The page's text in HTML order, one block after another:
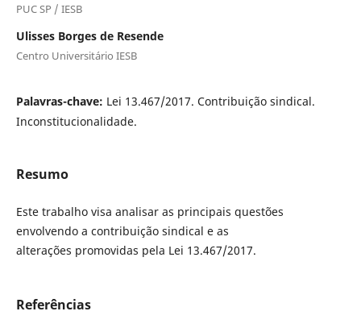
PUC SP / IESB
Ulisses Borges de Resende
Centro Universitário IESB
Palavras-chave: Lei 13.467/2017. Contribuição sindical.
Inconstitucionalidade.
Resumo
Este trabalho visa analisar as principais questões
envolvendo a contribuição sindical e as
alterações promovidas pela Lei 13.467/2017.
Referências